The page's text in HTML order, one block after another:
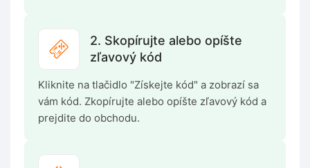
2. Skopírujte alebo opíšte
zľavový kód
Kliknite na tlačidlo "Získejte kód" a zobrazí sa
vám kód. Zkopírujte alebo opíšte zľavový kód a
prejdite do obchodu.